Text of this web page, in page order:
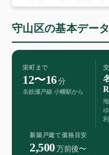
守山区の基本データ
栄町まで
12〜16分
名鉄瀬戸線 小幡駅から
新築戸建て価格目安
2,500万前後〜